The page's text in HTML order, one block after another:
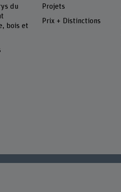
du
bois et
Projets
Prix + Distinctions